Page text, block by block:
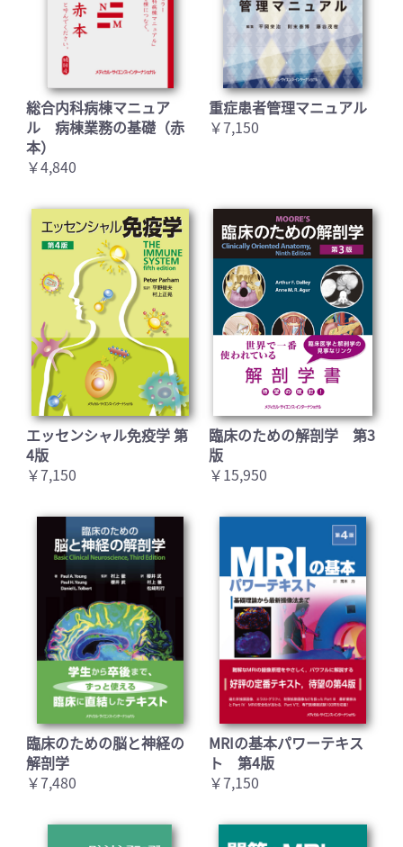
総合内科病棟マニュア
ル 病棟業務の基礎（赤
本）
￥4,840
重症患者管理マニュアル
￥7,150
エッセンシャル免疫学 第
4版
￥7,150
臨床のための解剖学 第3
版
￥15,950
臨床のための脳と神経の
解剖学
￥7,480
MRIの基本パワーテキス
ト 第4版
￥7,150